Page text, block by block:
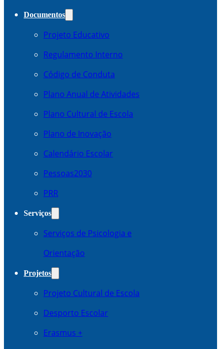
Documentos
Projeto Educativo
Regulamento Interno
Código de Conduta
Plano Anual de Atividades
Plano Cultural de Escola
Plano de Inovação
Calendário Escolar
Pessoas2030
PRR
Serviços
Serviços de Psicologia e
Orientação
Projetos
Projeto Cultural de Escola
Desporto Escolar
Erasmus +